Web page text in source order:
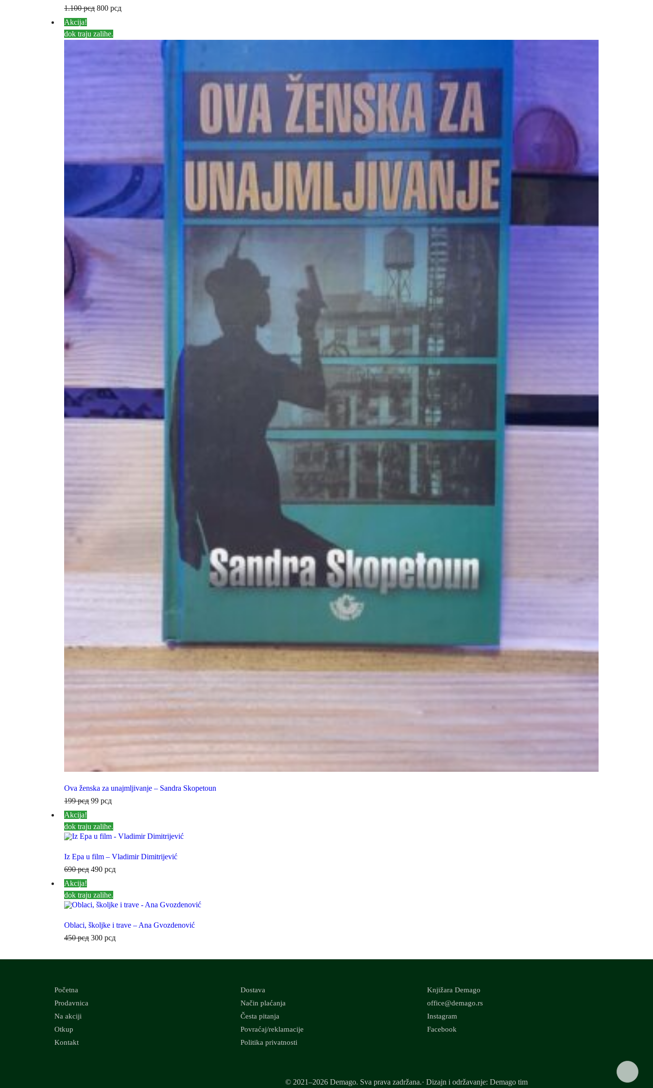
1.100рсд 800 рсд
Akcija!
dok traju zalihe.
Ova ženska za unajmljivanje – Sandra Skopetoun
199рсд 99 рсд
Akcija!
dok traju zalihe.
Iz Epa u film – Vladimir Dimitrijević
690рсд 490 рсд
Akcija!
dok traju zalihe.
Oblaci, školjke i trave – Ana Gvozdenović
450рсд 300 рсд
Početna
Prodavnica
Na akciji
Otkup
Kontakt
Dostava
Način plaćanja
Česta pitanja
Povraćaj/reklamacije
Politika privatnosti
Knjižara Demago
office@demago.rs
Instagram
Facebook
© 2021–2026 Demago. Sva prava zadržana.· Dizajn i održavanje: Demago tim